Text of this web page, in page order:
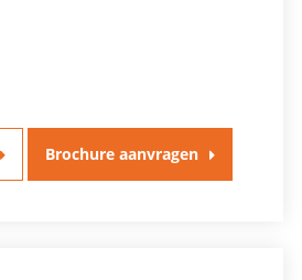
Brochure aanvragen